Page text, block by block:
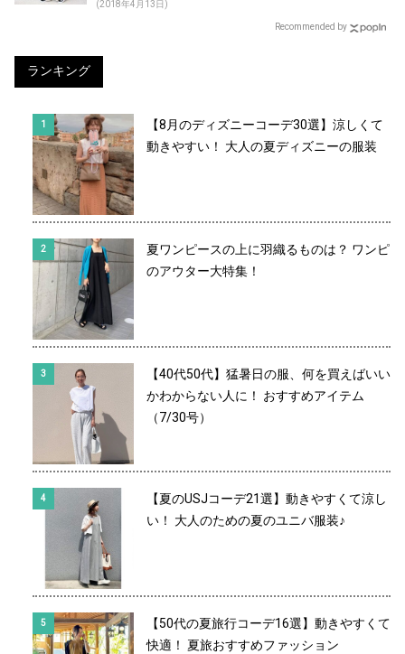
(2018年4月13日)
Recommended by
ランキング
【8月のディズニーコーデ30選】涼しくて
動きやすい！ 大人の夏ディズニーの服装
夏ワンピースの上に羽織るものは？ ワンピ
のアウター大特集！
【40代50代】猛暑日の服、何を買えばいい
かわからない人に！ おすすめアイテム
（7/30号）
【夏のUSJコーデ21選】動きやすくて涼し
い！ 大人のための夏のユニバ服装♪
【50代の夏旅行コーデ16選】動きやすくて
快適！ 夏旅おすすめファッション